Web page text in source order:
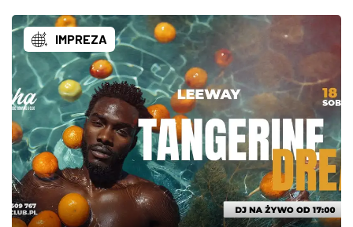
ROZRYWKA
W KINACH
GASTRONOMIA
ZDJĘCIA
W RZESZOWIE
IMPREZA